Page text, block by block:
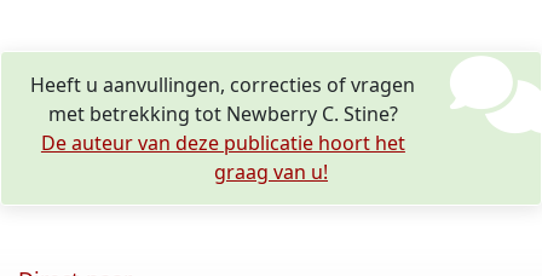
Heeft u aanvullingen, correcties of vragen
met betrekking tot Newberry C. Stine?
De auteur van deze publicatie hoort het
graag van u!